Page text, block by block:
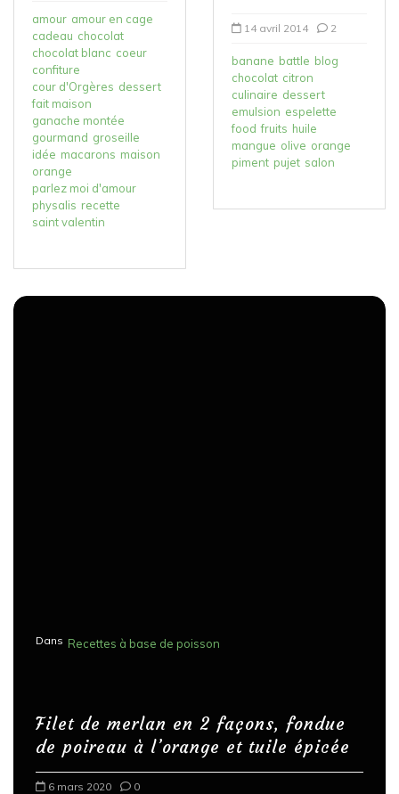
amour amour en cage
cadeau chocolat
chocolat blanc coeur
confiture
cour d'Orgères dessert
fait maison
ganache montée
gourmand groseille
idée macarons maison
orange
parlez moi d'amour
physalis recette
saint valentin
14 avril 2014 2
banane battle blog
chocolat citron
culinaire dessert
emulsion espelette
food fruits huile
mangue olive orange
piment pujet salon
Dans Recettes à base de poisson
Filet de merlan en 2 façons, fondue
de poireau à l’orange et tuile épicée
6 mars 2020 0